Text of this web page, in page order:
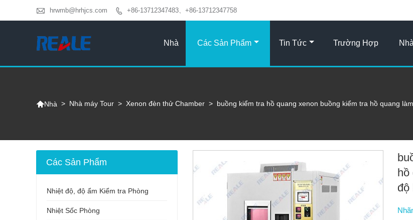
 hrwmb@hrhjcs.com  +86-13712347483、+86-13712347758
Nhà Các Sản Phẩm Tin Tức Trường Hợp
Nhà > Nhà máy Tour > Xenon đèn thử Chamber > buồng kiểm tra hồ quang xenon buồng kiểm tra hồ quang
hồ
độ
Các Sản Phẩm
Nhiệt độ, độ ẩm Kiểm tra Phòng
Nhiệt Sốc Phòng